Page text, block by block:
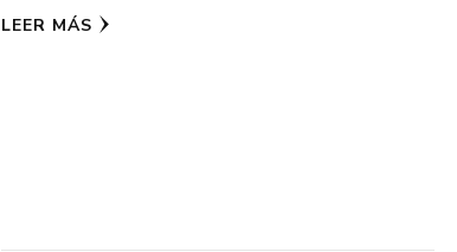
LEER MÁS